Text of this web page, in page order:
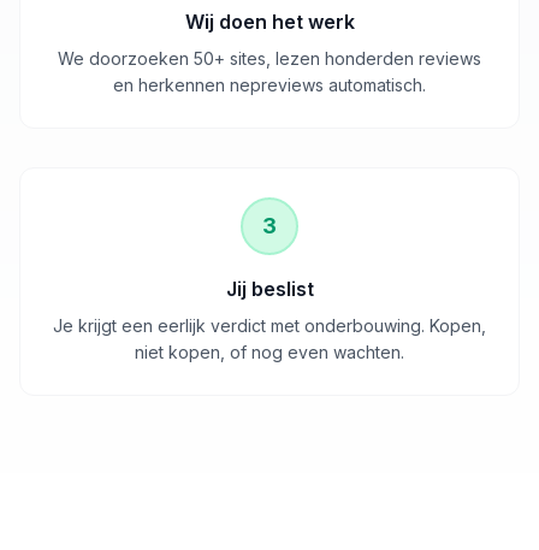
Wij doen het werk
We doorzoeken 50+ sites, lezen honderden reviews
en herkennen nepreviews automatisch.
3
Jij beslist
Je krijgt een eerlijk verdict met onderbouwing. Kopen,
niet kopen, of nog even wachten.